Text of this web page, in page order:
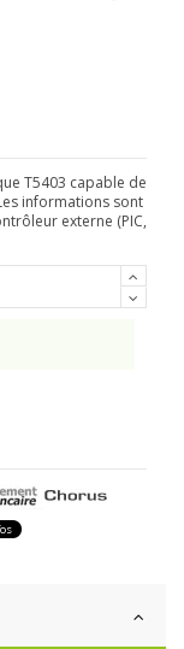
T5403 capable de
informations sont
externe (PIC,